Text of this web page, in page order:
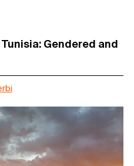
Gendered and